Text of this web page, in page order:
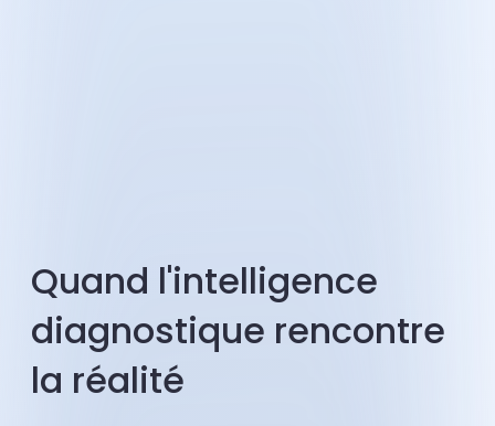
Quand l'intelligence
diagnostique rencontre
la réalité